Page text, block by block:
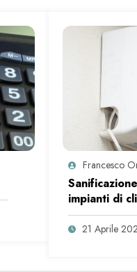
Francesco
impianti di
21 Aprile